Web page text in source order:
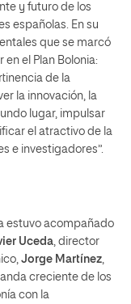
y futuro de los
españolas. En su
que se marcó
el Plan Bolonia:
de la
la innovación, la
lugar, impulsar
el atractivo de la
e investigadores”.
estuvo acompañado
Uceda , director
Jorge Martínez
creciente de los
con la